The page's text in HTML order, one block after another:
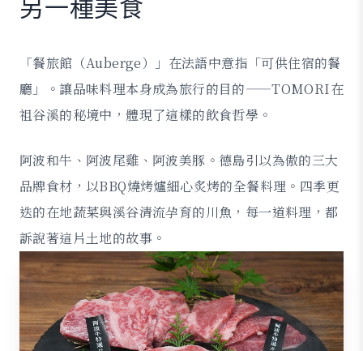
另一種美食
「餐旅館（Auberge）」在法語中意指「可供住宿的餐
廳」。 讓品味料理本身成為旅行的目的——TOMORI在
祖谷溪的秘境中，體現了這樣的飲食哲學。
阿波和牛、阿波尾雞、阿波美豚。 德島引以為傲的三大
品牌食材， 以BBQ燒烤爐細心炙烤的全餐料理。 四季更
迭的在地蔬菜與溪谷清流孕育的川魚， 每一道料理，都
訴說著這片土地的故事。